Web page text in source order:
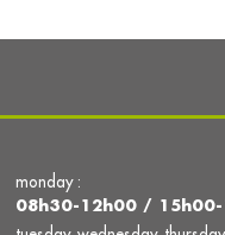
monday :
08h30-12h00 /